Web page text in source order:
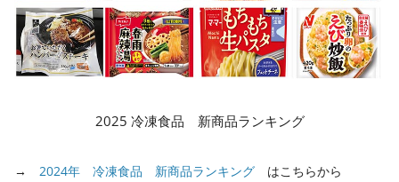
2025 冷凍食品 新商品ランキング
→ 2024年 冷凍食品 新商品ランキング はこちらから